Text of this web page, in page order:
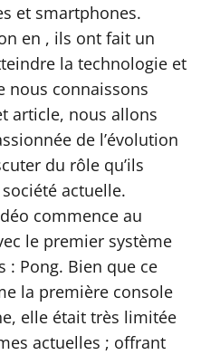
et smartphones.
en , ils ont fait un
la technologie et
nous connaissons
article, nous allons
de l’évolution
du rôle qu’ils
actuelle.
commence au
le premier système
: Pong. Bien que ce
la première console
elle était très limitée
actuelles ; offrant